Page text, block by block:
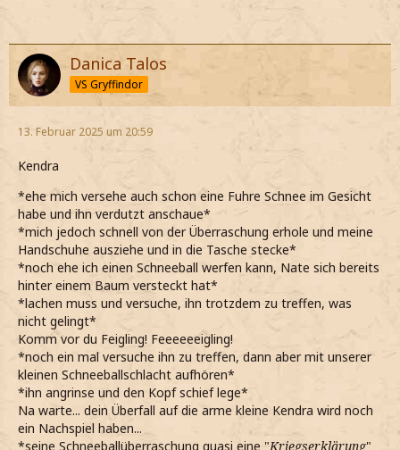
Danica Talos
VS Gryffindor
13. Februar 2025 um 20:59
Kendra
*ehe mich versehe auch schon eine Fuhre Schnee im Gesicht
habe und ihn verdutzt anschaue*
*mich jedoch schnell von der Überraschung erhole und meine
Handschuhe ausziehe und in die Tasche stecke*
*noch ehe ich einen Schneeball werfen kann, Nate sich bereits
hinter einem Baum versteckt hat*
*lachen muss und versuche, ihn trotzdem zu treffen, was
nicht gelingt*
Komm vor du Feigling! Feeeeeeigling!
*noch ein mal versuche ihn zu treffen, dann aber mit unserer
kleinen Schneeballschlacht aufhören*
*ihn angrinse und den Kopf schief lege*
Na warte... dein Überfall auf die arme kleine Kendra wird noch
ein Nachspiel haben...
*seine Schneeballüberraschung quasi eine "Kriegserklärung"